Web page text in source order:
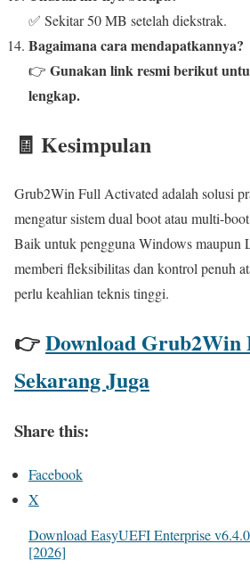
✅ Sekitar 50 MB setelah diekstrak.
Bagaimana cara mendapatkannya?
👉 Gunakan link resmi berikut
lengkap.
🧾 Kesimpulan
Grub2Win Full Activated adalah solusi
mengatur sistem dual boot atau multi-
Baik untuk pengguna Windows maupun
memberi fleksibilitas dan kontrol penuh
perlu keahlian teknis tinggi.
👉Download
Sekarang Juga
Share this:
Facebook
X
Download EasyUEFI Enterprise
[2026]